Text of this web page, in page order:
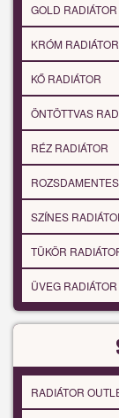
GOLD RADIÁTOR
KRÓM RADIÁTOR
KŐ RADIÁTOR
ÖNTÖTTVAS
RÉZ RADIÁTOR
SZÍNES
TÜKÖR
ÜVEG RADIÁTOR
RADIÁTOR